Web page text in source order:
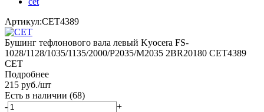
Артикул:CET4389
Бушинг тефлонового вала левый Kyocera FS-
1028/1128/1035/1135/2000/P2035/M2035 2BR20180 CET4389
CET
Подробнее
215 руб./шт
Есть в наличии (68)
-
+